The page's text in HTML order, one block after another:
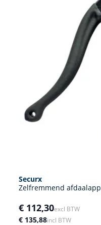
Securx
Zelfremmend
€ 112,30excl BTW
€ 135,88incl BTW